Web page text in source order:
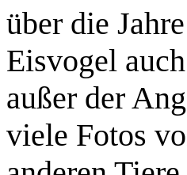
über die
Eisvogel
außer der
viele Fotos